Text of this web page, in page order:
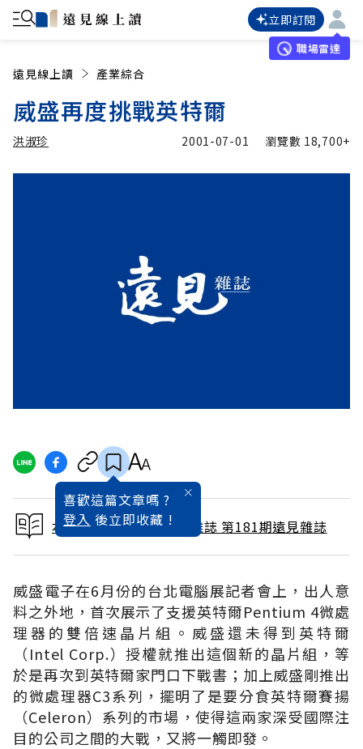
立即訂閱
職場雷達
遠見線上讀 產業綜合
威盛再度挑戰英特爾
洪淑珍 2001-07-01 瀏覽數 18,700+
喜歡這篇文章嗎 ?
登入 後立即收藏 !
本文出自 2001 / 7月號雜誌 第181期遠見雜誌
威盛電子在6月份的台北電腦展記者會上，出人意
料之外地，首次展示了支援英特爾Pentium 4微處
理器的雙倍速晶片組。威盛還未得到英特爾
（Intel Corp.）授權就推出這個新的晶片組，等
於是再次到英特爾家門口下戰書；加上威盛剛推出
的微處理器C3系列，擺明了是要分食英特爾賽揚
（Celeron）系列的市場，使得這兩家深受國際注
目的公司之間的大戰，又將一觸即發。